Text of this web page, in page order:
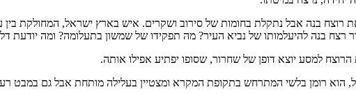
בנה אבל נתקלת בחומות של סירוב ושקרים. איש בארץ ישראל, המחולקת בין
בנה להיעלמותו של נביא העיר? מה תפקידו של שמשון בתעלומה? ומה יודעת
למסע יוצא דופן של שחרור, שסופו יפתיע אפילו אותה.
הוא רומן בלשי המתרחש בתקופת המקרא ומצטיין בעלילה מותחת אבל גם במבט